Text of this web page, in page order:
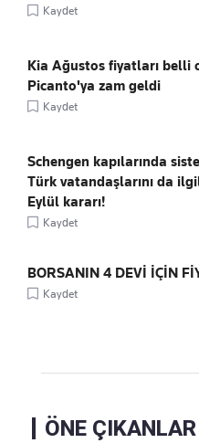
Kaydet
Kia Ağustos fiyatları belli
Picanto'ya zam geldi
Kaydet
Schengen kapılarında
Türk vatandaşlarını da
Eylül kararı!
Kaydet
BORSANIN 4 DEVİ İÇİN
Kaydet
ÖNE ÇIKANLAR